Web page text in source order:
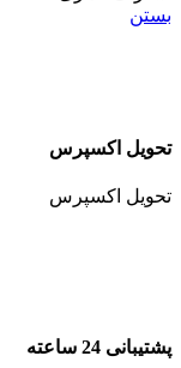
بستن
تحویل اکسپرس
تحویل اکسپرس
پشتیبانی 24 ساعته